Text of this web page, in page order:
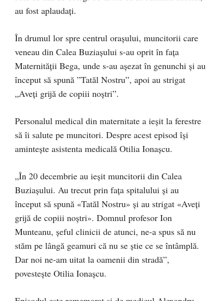
au fost aplaudați.
În drumul lor spre centrul orașului, muncitorii care
veneau din Calea Buziașului s-au oprit în fața
Maternității Bega, unde s-au așezat în genunchi și au
început să spună ”Tatăl Nostru”, apoi au strigat
„Aveți grijă de copiii noștri”.
Personalul medical din maternitate a ieșit la ferestre
să îi salute pe muncitori. Despre acest episod își
amintește asistenta medicală Otilia Ionașcu.
„În 20 decembrie au ieșit muncitorii din Calea
Buziașului. Au trecut prin fața spitalului și au
început să spună «Tatăl Nostru» și au strigat «Aveţi
grijă de copiii noștri». Domnul profesor Ion
Munteanu, șeful clinicii de atunci, ne-a spus să nu
stăm pe lângă geamuri că nu se știe ce se întâmplă.
Dar noi ne-am uitat la oamenii din stradă”,
povesteşte Otilia Ionașcu.